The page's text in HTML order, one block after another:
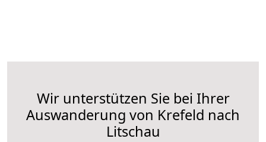
Wir unterstützen Sie bei Ihrer
Auswanderung von Krefeld nach
Litschau